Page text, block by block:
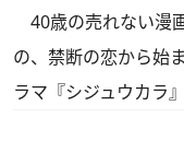
40歳の売れない漫
の、禁断の恋から始
ラマ『シジュウカラ